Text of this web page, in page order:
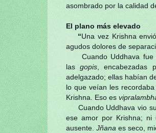
asombrado por la calidad
El plano más elevado
“Una vez Krishna
agudos dolores de
Cuando Uddhava fue a
lasgopis , encabezadas
adelgazado; ellas habían
lo que veían les
Krishna. Eso es
Cuando Uddhava vio su
ese amor por Krishna;
ausente. Jñana es seco,